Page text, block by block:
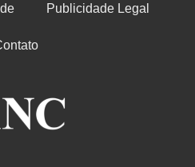
Publicidade Legal